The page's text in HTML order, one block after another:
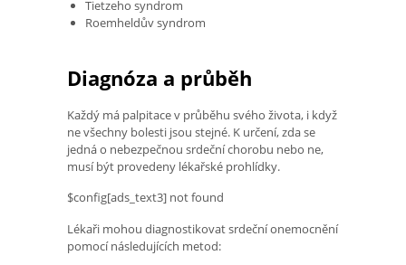
Tietzeho syndrom
Roemheldův syndrom
Diagnóza a průběh
Každý má palpitace v průběhu svého života, i když
ne všechny bolesti jsou stejné. K určení, zda se
jedná o nebezpečnou srdeční chorobu nebo ne,
musí být provedeny lékařské prohlídky.
$config[ads_text3] not found
Lékaři mohou diagnostikovat srdeční onemocnění
pomocí následujících metod: